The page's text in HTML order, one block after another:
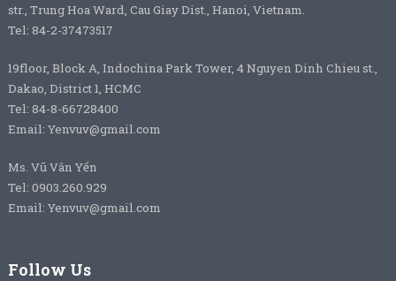
str., Trung Hoa Ward, Cau Giay Dist., Hanoi, Vietnam.
Tel: 84-2-37473517
19floor, Block A, Indochina Park Tower, 4 Nguyen Dinh Chieu st.,
Dakao, District 1, HCMC
Tel: 84-8-66728400
Email: Yenvuv@gmail.com
Ms. Vũ Vân Yến
Tel: 0903.260.929
Email: Yenvuv@gmail.com
Follow Us